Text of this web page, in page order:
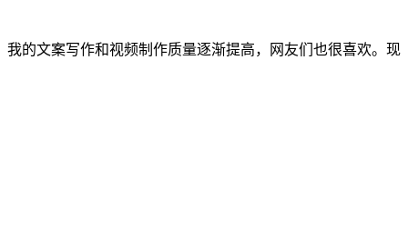
的文案写作和视频制作质量逐渐提高，网友们也很喜欢。现